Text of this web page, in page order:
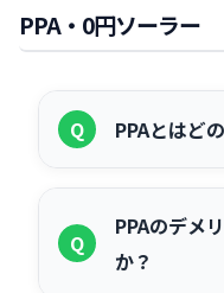
ートラルに
できる場合
専門家にご
の償却資産
根材と一体
能するもの
場合があり
きる場合が
設置予定地
ウェブサイ
PPA・0円ソーラー
Q PPAとはど
力購入契約
屋根に初期
Q
PPAのデメ
か？